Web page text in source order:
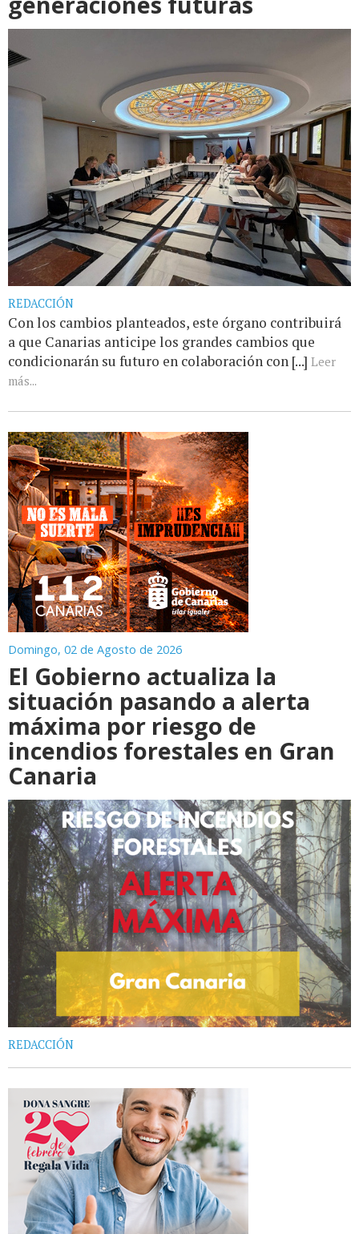
REDACCIÓN
Con los cambios planteados, este órgano contribuirá
a que Canarias anticipe los grandes cambios que
condicionarán su futuro en colaboración con [...] Leer
más...
Domingo, 02 de Agosto de 2026
El Gobierno actualiza la
situación pasando a alerta
máxima por riesgo de
incendios forestales en Gran
Canaria
REDACCIÓN